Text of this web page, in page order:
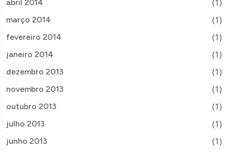
abril 2014 (1)
março 2014 (1)
fevereiro 2014 (1)
janeiro 2014 (1)
dezembro 2013 (1)
novembro 2013 (1)
outubro 2013 (1)
julho 2013 (1)
junho 2013 (1)